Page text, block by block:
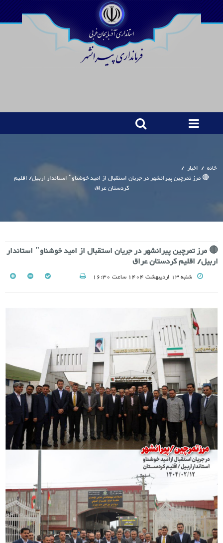
خانه / اخبار /
🔴 مرز تمرچین پیرانشهر در جریان استقبال از امید خوشناو" استاندار اربیل/ اقلیم
کردستان عراق
🔴 مرز تمرچین پیرانشهر در جریان استقبال از امید خوشناو" استاندار
اربیل/ اقلیم کردستان عراق
شنبه 13 اردیبهشت 1404 ساعت 16:30